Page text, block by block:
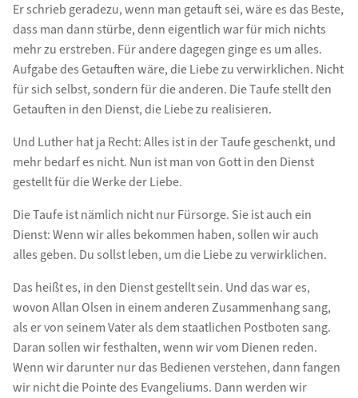
Er schrieb geradezu, wenn man getauft sei, wäre es das Beste,
dass man dann stürbe, denn eigentlich war für mich nichts
mehr zu erstreben. Für andere dagegen ginge es um alles.
Aufgabe des Getauften wäre, die Liebe zu verwirklichen. Nicht
für sich selbst, sondern für die anderen. Die Taufe stellt den
Getauften in den Dienst, die Liebe zu realisieren.
Und Luther hat ja Recht: Alles ist in der Taufe geschenkt, und
mehr bedarf es nicht. Nun ist man von Gott in den Dienst
gestellt für die Werke der Liebe.
Die Taufe ist nämlich nicht nur Fürsorge. Sie ist auch ein
Dienst: Wenn wir alles bekommen haben, sollen wir auch
alles geben. Du sollst leben, um die Liebe zu verwirklichen.
Das heißt es, in den Dienst gestellt sein. Und das war es,
wovon Allan Olsen in einem anderen Zusammenhang sang,
als er von seinem Vater als dem staatlichen Postboten sang.
Daran sollen wir festhalten, wenn wir vom Dienen reden.
Wenn wir darunter nur das Bedienen verstehen, dann fangen
wir nicht die Pointe des Evangeliums. Dann werden wir